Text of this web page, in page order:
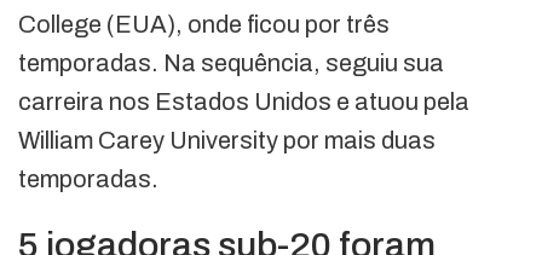
College (EUA), onde ficou por três
temporadas. Na sequência, seguiu sua
carreira nos Estados Unidos e atuou pela
William Carey University por mais duas
temporadas.
5 jogadoras sub-20 foram